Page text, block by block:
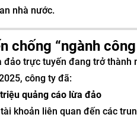
nhà nước.
chống “ngành
đảo trực tuyến đang trở thành
công ty đã:
quảng cáo lừa đảo
khoản liên quan đến các